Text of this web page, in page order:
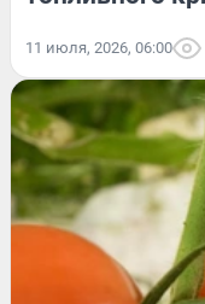
11 июля, 2026, 06:00